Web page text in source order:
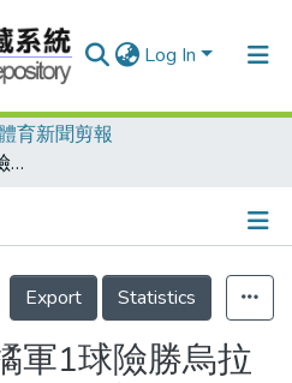
Log In
育新聞剪報
世界杯足球賽 橘軍1球險勝烏拉圭 殺進冠軍戰/歐洲球隊首次包辦冠亞軍/羅本加史耐德 皇馬兩棄將 率荷軍創紀錄
Details
Export
Statistics
軍1球險勝烏拉